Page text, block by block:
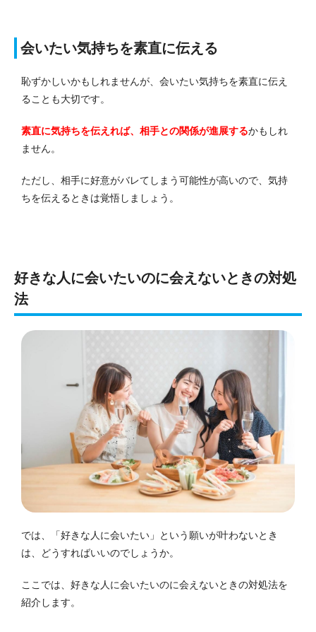
会いたい気持ちを素直に伝える
恥ずかしいかもしれませんが、会いたい気持ちを素直に伝え
ることも大切です。
素直に気持ちを伝えれば、相手との関係が進展するかもしれ
ません。
ただし、相手に好意がバレてしまう可能性が高いので、気持
ちを伝えるときは覚悟しましょう。
好きな人に会いたいのに会えないときの対処
法
では、「好きな人に会いたい」という願いが叶わないとき
は、どうすればいいのでしょうか。
ここでは、好きな人に会いたいのに会えないときの対処法を
紹介します。